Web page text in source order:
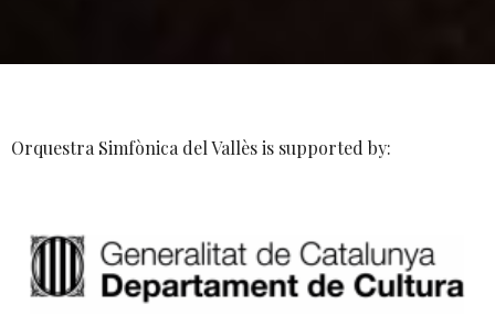
Orquestra Simfònica del Vallès is supported by: